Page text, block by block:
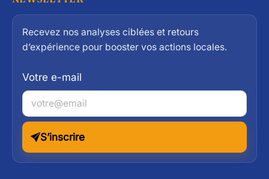
Recevez nos analyses ciblées et retours
d’expérience pour booster vos actions locales.
Votre e-mail
S’inscrire